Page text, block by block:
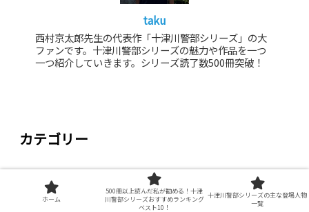
taku
西村京太郎先生の代表作「十津川警部シリーズ」の大
ファンです。十津川警部シリーズの魅力や作品を一つ
一つ紹介していきます。シリーズ読了数500冊突破！
カテゴリー
十津川警部シリーズの研究
ホーム
500冊以上読んだ私が勧める！十津
川警部シリーズおすすめランキング
ベスト10！
十津川警部シリーズの主な登場人物
一覧